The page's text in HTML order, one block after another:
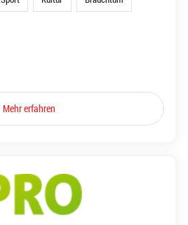
Mehr erfahren